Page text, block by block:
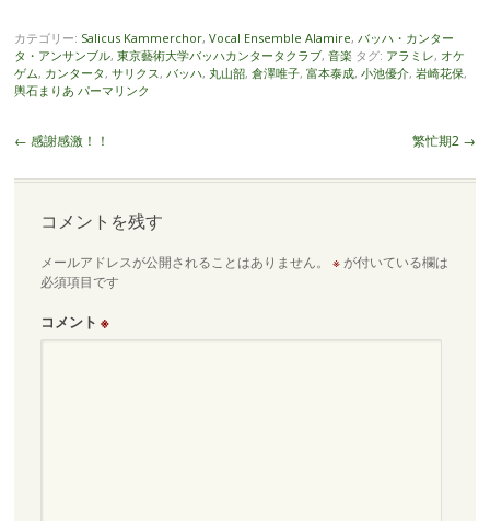
カテゴリー: Salicus Kammerchor, Vocal Ensemble Alamire, バッハ・カンター
タ・アンサンブル, 東京藝術大学バッハカンタータクラブ, 音楽 タグ: アラミレ, オケ
ゲム, カンタータ, サリクス, バッハ, 丸山韶, 倉澤唯子, 富本泰成, 小池優介, 岩崎花保,
輿石まりあ パーマリンク
投
ナ
← 感謝感激！！ 繁忙期2 →
コメントを残す
メールアドレスが公開されることはありません。 ※が付いている欄は
必須項目です
コメント ※